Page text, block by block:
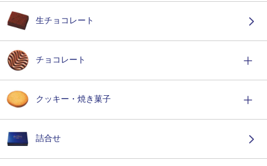
生チョコレート
チョコレート
クッキー・焼き菓子
詰合せ